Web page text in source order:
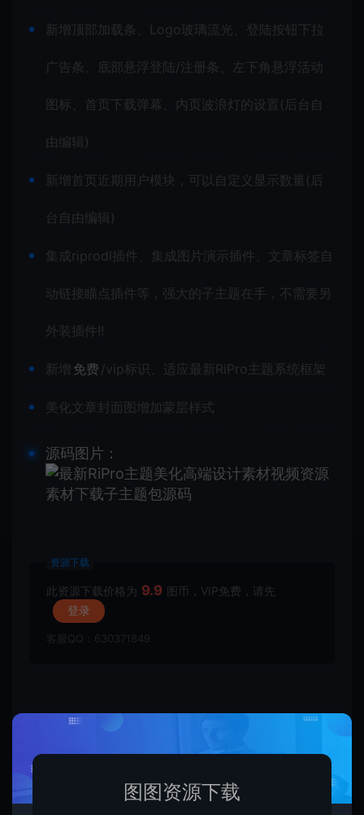
新增顶部加载条、Logo玻璃流光、登陆按钮下拉
广告条、底部悬浮登陆/注册条、左下角悬浮活动
图标、首页下载弹幕、内页波浪灯的设置(后台自
由编辑)
新增首页近期用户模块，可以自定义显示数量(后
台自由编辑)
集成riprodl插件、集成图片演示插件、文章标签自
动链接瞄点插件等，强大的子主题在手，不需要另
外装插件!!
新增 免费 /vip标识、适应最新RiPro主题系统框架
美化文章封面图增加蒙层样式
源码图片：
资源下载
此资源下载价格为 9.9 图币，VIP免费，请先
登录
客服QQ：630371849
收藏 (0)
1. 本站所有资源来源于用户上传和网络，如有侵权请邮件联系站长！
图图资源下载